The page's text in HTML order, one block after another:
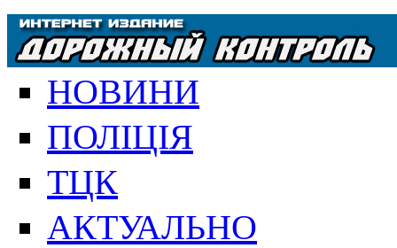
НОВИНИ
ПОЛІЦІЯ
ТЦК
АКТУАЛЬНО